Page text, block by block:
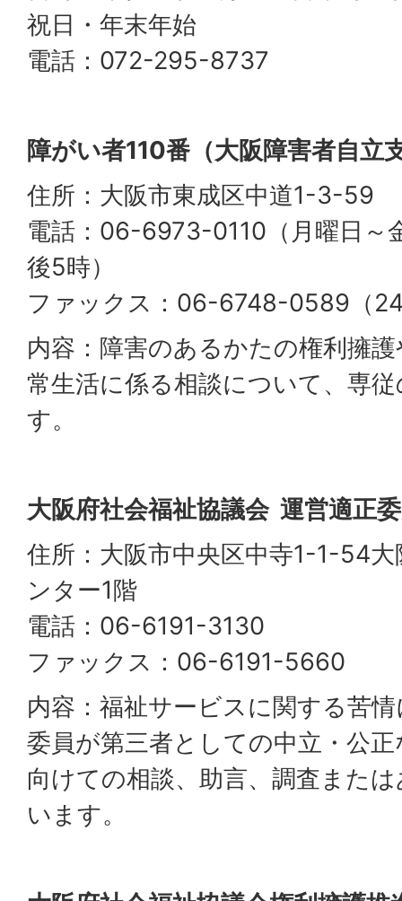
祝日・年末年始
電話：072-295-8737
障がい者110番（大阪障害者自立
住所：大阪市東成区中道1-3-59
電話：06-6973-0110（月曜日～
後5時）
ファックス：06-6748-0589（
内容：障害のあるかたの権利擁
常生活に係る相談について、専
す。
大阪府社会福祉協議会 運営適正
住所：大阪市中央区中寺1-1-54
ンター1階
電話：06-6191-3130
ファックス：06-6191-5660
内容：福祉サービスに関する苦
委員が第三者としての中立・公
向けての相談、助言、調査また
います。